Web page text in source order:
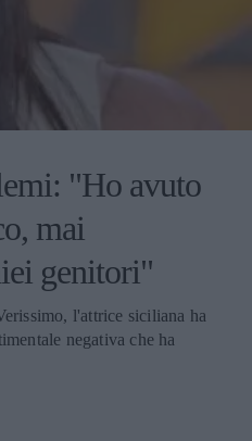
"Ho avuto
mai
genitori"
l'attrice siciliana ha
negativa che ha